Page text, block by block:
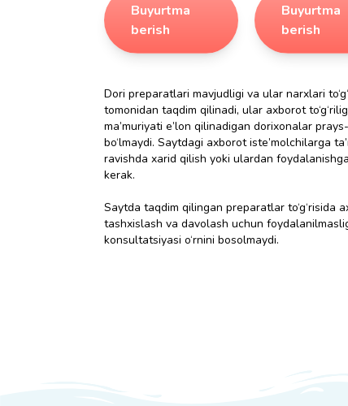
Buyurtma
berish
Buyurtma
berish
Dori preparatlari mavjudligi va ular narxlari
tomonidan taqdim qilinadi, ular axborot
ma’muriyati e’lon qilinadigan dorixonalar
bo‘lmaydi. Saytdagi axborot iste’molchilarga
ravishda xarid qilish yoki ulardan
kerak.
Saytda taqdim qilingan preparatlar to‘g‘risida
tashxislash va davolash uchun
konsultatsiyasi o‘rnini bosolmaydi.